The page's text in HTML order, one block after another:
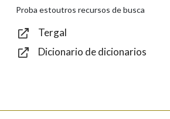
Texto de verificación
Proba estoutros recursos de busca
Tergal
Dicionario de dicionarios